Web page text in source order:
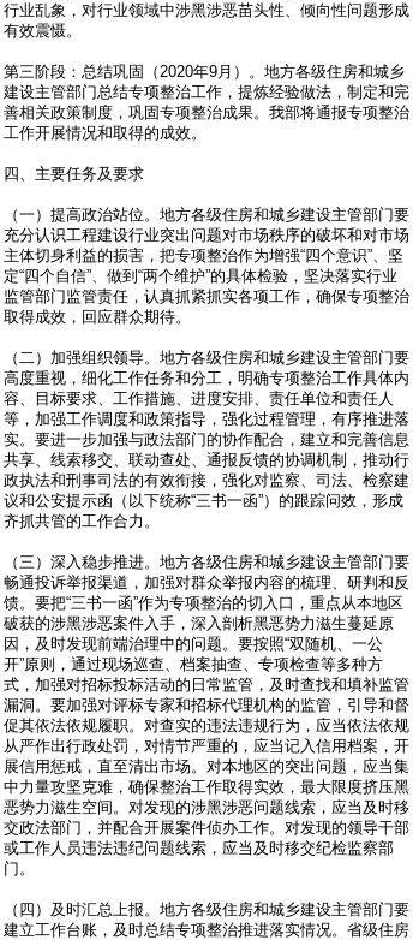
行业乱象，对行业领域中涉黑涉恶苗头性、倾向性问题形成
有效震慑。
第三阶段：总结巩固（2020年9月）。地方各级住房和城乡
建设主管部门总结专项整治工作，提炼经验做法，制定和完
善相关政策制度，巩固专项整治成果。我部将通报专项整治
工作开展情况和取得的成效。
四、主要任务及要求
（一）提高政治站位。地方各级住房和城乡建设主管部门要
充分认识工程建设行业突出问题对市场秩序的破坏和对市场
主体切身利益的损害，把专项整治作为增强“四个意识”、坚
定“四个自信”、做到“两个维护”的具体检验，坚决落实行业
监管部门监管责任，认真抓紧抓实各项工作，确保专项整治
取得成效，回应群众期待。
（二）加强组织领导。地方各级住房和城乡建设主管部门要
高度重视，细化工作任务和分工，明确专项整治工作具体内
容、目标要求、工作措施、进度安排、责任单位和责任人
等，加强工作调度和政策指导，强化过程管理，有序推进落
实。要进一步加强与政法部门的协作配合，建立和完善信息
共享、线索移交、联动查处、通报反馈的协调机制，推动行
政执法和刑事司法的有效衔接，强化对监察、司法、检察建
议和公安提示函（以下统称“三书一函”）的跟踪问效，形成
齐抓共管的工作合力。
（三）深入稳步推进。地方各级住房和城乡建设主管部门要
畅通投诉举报渠道，加强对群众举报内容的梳理、研判和反
馈。要把“三书一函”作为专项整治的切入口，重点从本地区
破获的涉黑涉恶案件入手，深入剖析黑恶势力滋生蔓延原
因，及时发现前端治理中的问题。要按照“双随机、一公
开”原则，通过现场巡查、档案抽查、专项检查等多种方
式，加强对招标投标活动的日常监管，及时查找和填补监管
漏洞。要加强对评标专家和招标代理机构的监管，引导和督
促其依法依规履职。对查实的违法违规行为，应当依法依规
从严作出行政处罚，对情节严重的，应当记入信用档案，开
展信用惩戒，直至清出市场。对本地区的突出问题，应当集
中力量攻坚克难，确保整治工作取得实效，最大限度挤压黑
恶势力滋生空间。对发现的涉黑涉恶问题线索，应当及时移
交政法部门，并配合开展案件侦办工作。对发现的领导干部
或工作人员违法违纪问题线索，应当及时移交纪检监察部
门。
（四）及时汇总上报。地方各级住房和城乡建设主管部门要
建立工作台账，及时总结专项整治推进落实情况。省级住房